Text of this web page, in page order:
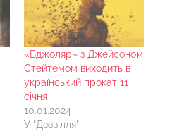
«Бджоляр» з Джейсоном
Стейтемом виходить в
український прокат 11
січня
10.01.2024
У "Дозвілля"